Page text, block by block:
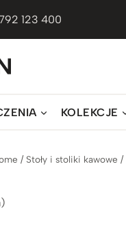
123 400
KOLEKCJE
/ Stoły i stoliki kawowe /